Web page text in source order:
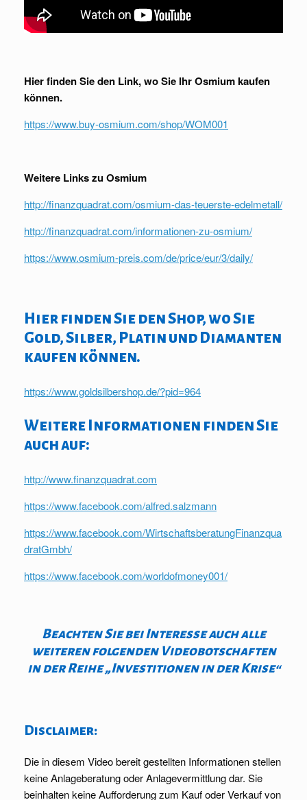
Hier finden Sie den Link, wo Sie Ihr Osmium kaufen
können.
https://www.buy-osmium.com/shop/WOM001
Weitere Links zu Osmium
http://finanzquadrat.com/osmium-das-teuerste-edelmetall/
http://finanzquadrat.com/informationen-zu-osmium/
https://www.osmium-preis.com/de/price/eur/3/daily/
Hier finden Sie den Shop, wo Sie
Gold, Silber, Platin und Diamanten
kaufen können.
https://www.goldsilbershop.de/?pid=964
Weitere Informationen finden Sie
auch auf:
http://www.finanzquadrat.com
https://www.facebook.com/alfred.salzmann
https://www.facebook.com/WirtschaftsberatungFinanzqua
dratGmbh/
https://www.facebook.com/worldofmoney001/
Beachten Sie bei Interesse auch alle
weiteren folgenden Videobotschaften
in der Reihe „Investitionen in der Krise“
Disclaimer:
Die in diesem Video bereit gestellten Informationen stellen
keine Anlageberatung oder Anlagevermittlung dar. Sie
beinhalten keine Aufforderung zum Kauf oder Verkauf von